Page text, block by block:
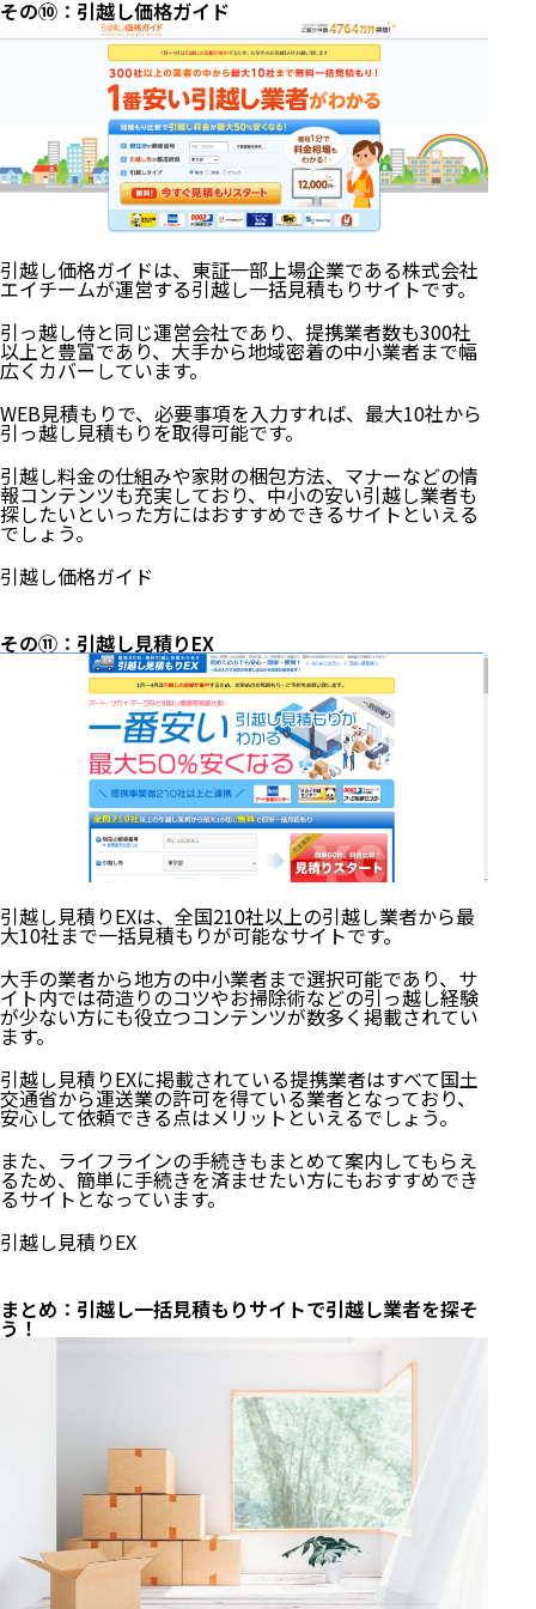
その➉：引越し価格ガイド
引越し価格ガイドは、東証一部上場企業である株式会社
エイチームが運営する引越し一括見積もりサイトです。
引っ越し侍と同じ運営会社であり、提携業者数も300社
以上と豊富であり、大手から地域密着の中小業者まで幅
広くカバーしています。
WEB見積もりで、必要事項を入力すれば、最大10社から
引っ越し見積もりを取得可能です。
引越し料金の仕組みや家財の梱包方法、マナーなどの情
報コンテンツも充実しており、中小の安い引越し業者も
探したいといった方にはおすすめできるサイトといえる
でしょう。
引越し価格ガイド
その⑪：引越し見積りEX
引越し見積りEXは、全国210社以上の引越し業者から最
大10社まで一括見積もりが可能なサイトです。
大手の業者から地方の中小業者まで選択可能であり、サ
イト内では荷造りのコツやお掃除術などの引っ越し経験
が少ない方にも役立つコンテンツが数多く掲載されてい
ます。
引越し見積りEXに掲載されている提携業者はすべて国土
交通省から運送業の許可を得ている業者となっており、
安心して依頼できる点はメリットといえるでしょう。
また、ライフラインの手続きもまとめて案内してもらえ
るため、簡単に手続きを済ませたい方にもおすすめでき
るサイトとなっています。
引越し見積りEX
まとめ：引越し一括見積もりサイトで引越し業者を探そ
う！